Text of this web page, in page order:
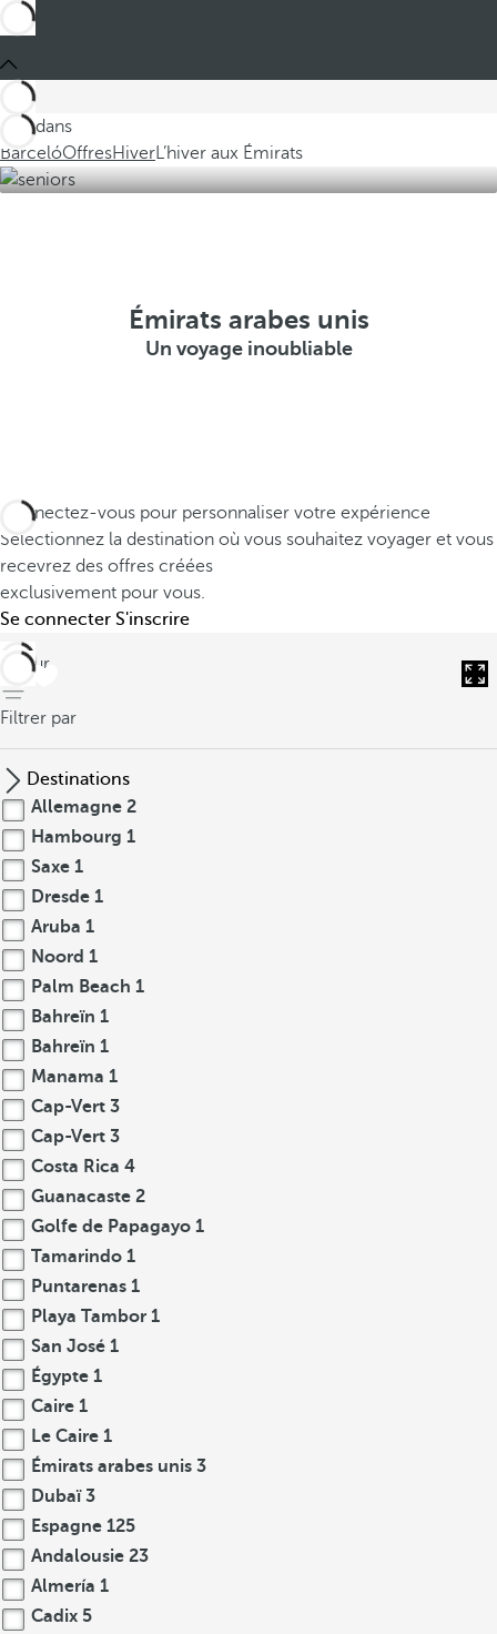
Ces dans
BarcelóOffresHiverL’hiver aux Émirats
Émirats arabes unis
Un voyage inoubliable
Connectez-vous pour personnaliser votre expérience
Sélectionnez la destination où vous souhaitez voyager et vous
recevrez des offres créées
exclusivement pour vous.
Se connecter S'inscrire
retour
Filtrer par
Destinations
Allemagne 2
Hambourg 1
Saxe 1
Dresde 1
Aruba 1
Noord 1
Palm Beach 1
Bahreïn 1
Bahreïn 1
Manama 1
Cap-Vert 3
Cap-Vert 3
Costa Rica 4
Guanacaste 2
Golfe de Papagayo 1
Tamarindo 1
Puntarenas 1
Playa Tambor 1
San José 1
Égypte 1
Caire 1
Le Caire 1
Émirats arabes unis 3
Dubaï3
Espagne 125
Andalousie 23
Almería 1
Cadix 5